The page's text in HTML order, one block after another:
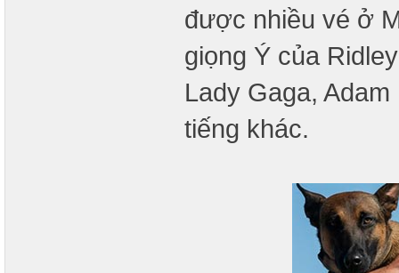
được nhiều vé ở
giọng Ý của
Lady Gaga,
tiếng khác.